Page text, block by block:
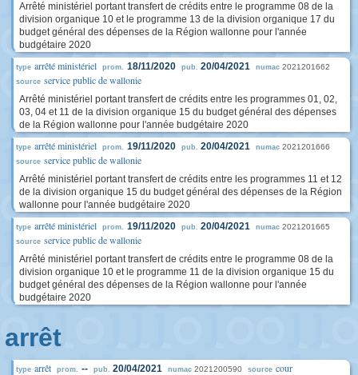
Arrêté ministériel portant transfert de crédits entre le programme 08 de la
division organique 10 et le programme 13 de la division organique 17 du
budget général des dépenses de la Région wallonne pour l'année
budgétaire 2020
type arrêté ministériel prom. 18/11/2020 pub. 20/04/2021 numac 2021201662
source service public de wallonie
Arrêté ministériel portant transfert de crédits entre les programmes 01, 02,
03, 04 et 11 de la division organique 15 du budget général des dépenses
de la Région wallonne pour l'année budgétaire 2020
type arrêté ministériel prom. 19/11/2020 pub. 20/04/2021 numac 2021201666
source service public de wallonie
Arrêté ministériel portant transfert de crédits entre les programmes 11 et 12
de la division organique 15 du budget général des dépenses de la Région
wallonne pour l'année budgétaire 2020
type arrêté ministériel prom. 19/11/2020 pub. 20/04/2021 numac 2021201665
source service public de wallonie
Arrêté ministériel portant transfert de crédits entre le programme 08 de la
division organique 10 et le programme 11 de la division organique 15 du
budget général des dépenses de la Région wallonne pour l'année
budgétaire 2020
arrêt
type arrêt prom. -- pub. 20/04/2021 numac 2021200590 source cour